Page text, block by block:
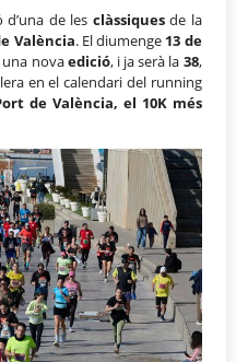
de les clàssiquesde la
València. El diumenge 13 de
novaedició, i ja serà la 38,
en el calendari del running
de València, el 10K més